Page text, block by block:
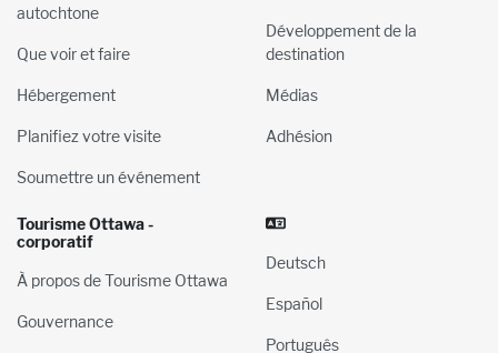
autochtone
Que voir et faire
Hébergement
Planifiez votre visite
Soumettre un événement
Développement de la
destination
Médias
Adhésion
Tourisme Ottawa -
corporatif
À propos de Tourisme Ottawa
Gouvernance
Deutsch
Español
Português